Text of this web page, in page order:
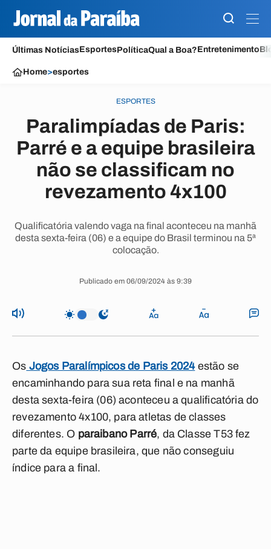
Últimas NotíciasEsportesPolíticaQual a Boa?Entretenimento
Home>esportes
ESPORTES
Paralimpíadas de Paris:
Parré e a equipe brasileira
não se classificam no
revezamento 4x100
Qualificatória valendo vaga na final aconteceu na manhã
desta sexta-feira (06) e a equipe do Brasil terminou na 5ª
colocação.
Publicado em 06/09/2024 às 9:39
Os Jogos Paralímpicos de Paris 2024estão se
encaminhando para sua reta final e na manhã
desta sexta-feira (06) aconteceu a qualificatória do
revezamento 4x100, para atletas de classes
diferentes. O paraibano Parré, da Classe T53 fez
parte da equipe brasileira, que não conseguiu
índice para a final.